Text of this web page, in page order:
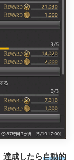
達成したら自動的